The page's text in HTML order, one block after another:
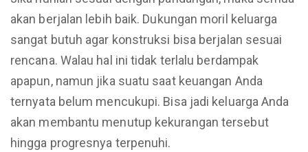
akan berjalan lebih baik. Dukungan moril keluarga
sangat butuh agar konstruksi bisa berjalan sesuai
rencana. Walau hal ini tidak terlalu berdampak
apapun, namun jika suatu saat keuangan Anda
ternyata belum mencukupi. Bisa jadi keluarga Anda
akan membantu menutup kekurangan tersebut
hingga progresnya terpenuhi.